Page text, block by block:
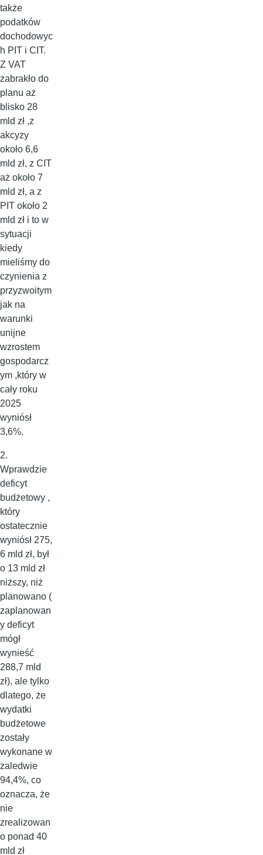
także
podatków
dochodowyc
h PIT i CIT.
Z VAT
zabrakło do
planu aż
blisko 28
mld zł ,z
akcyzy
około 6,6
mld zł, z CIT
aż około 7
mld zł, a z
PIT około 2
mld zł i to w
sytuacji
kiedy
mieliśmy do
czynienia z
przyzwoitym
jak na
warunki
unijne
wzrostem
gospodarcz
ym ,który w
cały roku
2025
wyniósł
3,6%.
2.
Wprawdzie
deficyt
budżetowy ,
który
ostatecznie
wyniósł 275,
6 mld zł, był
o 13 mld zł
niższy, niż
planowano (
zaplanowan
y deficyt
mógł
wynieść
288,7 mld
zł), ale tylko
dlatego, że
wydatki
budżetowe
zostały
wykonane w
zaledwie
94,4%, co
oznacza, że
nie
zrealizowan
o ponad 40
mld zł